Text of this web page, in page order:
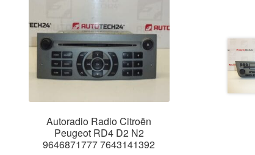
Autoradio Radio Citroën
Peugeot RD4 D2 N2
9646871777 7643141392